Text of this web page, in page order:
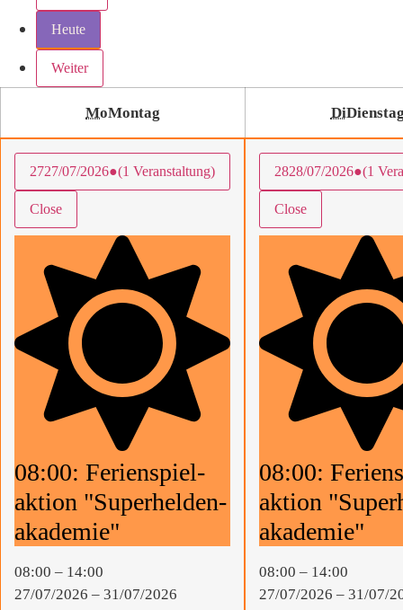
Heute
Weiter
MoMontag Di
2727/07/2026●(1 Veranstaltung)
Close
08:00: Ferien­spiel­
aktion "Super­helden­
akademie"
08:00 – 14:00
27/07/2026 – 31/07/2026
2828/07/2026●(1
Close
08:00:
aktion
akademie"
08:00 – 14:00
27/07/2026 – 31/07/